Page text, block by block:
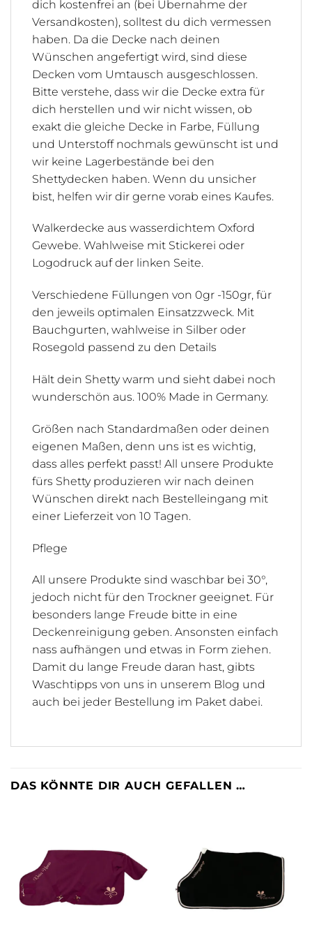
dich kostenfrei an (bei Übernahme der
Versandkosten), solltest du dich vermessen
haben. Da die Decke nach deinen
Wünschen angefertigt wird, sind diese
Decken vom Umtausch ausgeschlossen.
Bitte verstehe, dass wir die Decke extra für
dich herstellen und wir nicht wissen, ob
exakt die gleiche Decke in Farbe, Füllung
und Unterstoff nochmals gewünscht ist und
wir keine Lagerbestände bei den
Shettydecken haben. Wenn du unsicher
bist, helfen wir dir gerne vorab eines Kaufes.
Walkerdecke aus wasserdichtem Oxford
Gewebe. Wahlweise mit Stickerei oder
Logodruck auf der linken Seite.
Verschiedene Füllungen von 0gr -150gr, für
den jeweils optimalen Einsatzzweck. Mit
Bauchgurten, wahlweise in Silber oder
Rosegold passend zu den Details
Hält dein Shetty warm und sieht dabei noch
wunderschön aus. 100% Made in Germany.
Größen nach Standardmaßen oder deinen
eigenen Maßen, denn uns ist es wichtig,
dass alles perfekt passt! All unsere Produkte
fürs Shetty produzieren wir nach deinen
Wünschen direkt nach Bestelleingang mit
einer Lieferzeit von 10 Tagen.
Pflege
All unsere Produkte sind waschbar bei 30°,
jedoch nicht für den Trockner geeignet. Für
besonders lange Freude bitte in eine
Deckenreinigung geben. Ansonsten einfach
nass aufhängen und etwas in Form ziehen.
Damit du lange Freude daran hast, gibts
Waschtipps von uns in unserem Blog und
auch bei jeder Bestellung im Paket dabei.
DAS KÖNNTE DIR AUCH GEFALLEN …